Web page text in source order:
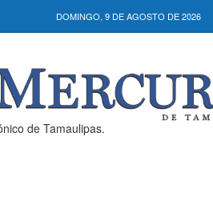
DOMINGO, 9 DE AGOSTO DE 2026
de Tamaulipas.